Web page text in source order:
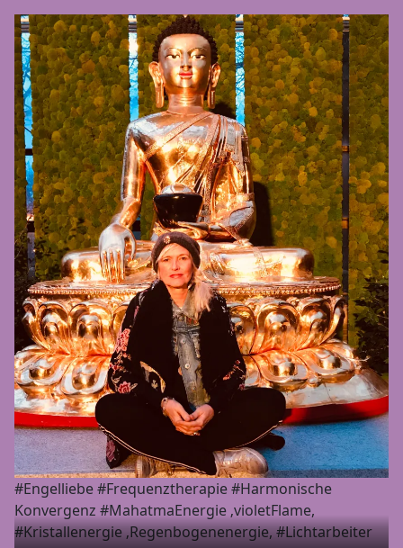
#Engelliebe #Frequenztherapie #Harmonische
Konvergenz #MahatmaEnergie ‚violetFlame,
#Kristallenergie ‚Regenbogenenergie, #Lichtarbeiter